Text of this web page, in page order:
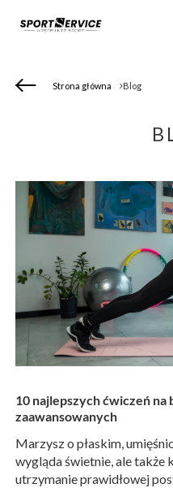
Strona główna Blog
10 najlepszych ćwiczeń
zaawansowanych
Marzysz o płaskim,
wygląda świetnie, ale także
utrzymanie prawidłowej